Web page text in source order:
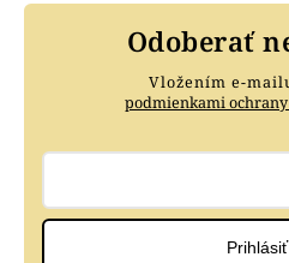
Odoberať
Vložením e-
podmienkami